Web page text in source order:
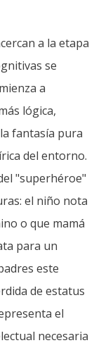
a la etapa
se
a
lógica,
fantasía pura
del entorno.
"superhéroe"
el niño nota
o que mamá
para un
este
de estatus
el
necesaria